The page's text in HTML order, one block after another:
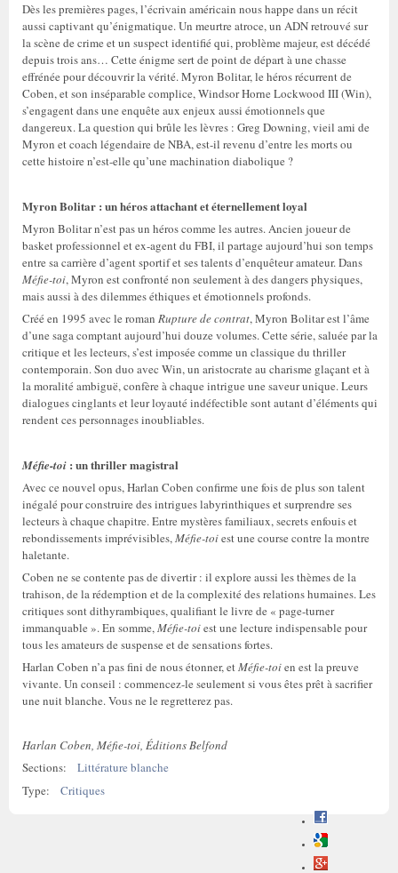
Dès les premières pages, l’écrivain américain nous happe dans un récit
aussi captivant qu’énigmatique. Un meurtre atroce, un ADN retrouvé sur
la scène de crime et un suspect identifié qui, problème majeur, est décédé
depuis trois ans… Cette énigme sert de point de départ à une chasse
effrénée pour découvrir la vérité. Myron Bolitar, le héros récurrent de
Coben, et son inséparable complice, Windsor Horne Lockwood III (Win),
s’engagent dans une enquête aux enjeux aussi émotionnels que
dangereux. La question qui brûle les lèvres : Greg Downing, vieil ami de
Myron et coach légendaire de NBA, est-il revenu d’entre les morts ou
cette histoire n’est-elle qu’une machination diabolique ?
Myron Bolitar : un héros attachant et éternellement loyal
Myron Bolitar n’est pas un héros comme les autres. Ancien joueur de
basket professionnel et ex-agent du FBI, il partage aujourd’hui son temps
entre sa carrière d’agent sportif et ses talents d’enquêteur amateur. Dans
Méfie-toi, Myron est confronté non seulement à des dangers physiques,
mais aussi à des dilemmes éthiques et émotionnels profonds.
Créé en 1995 avec le roman Rupture de contrat, Myron Bolitar est l’âme
d’une saga comptant aujourd’hui douze volumes. Cette série, saluée par la
critique et les lecteurs, s’est imposée comme un classique du thriller
contemporain. Son duo avec Win, un aristocrate au charisme glaçant et à
la moralité ambiguë, confère à chaque intrigue une saveur unique. Leurs
dialogues cinglants et leur loyauté indéfectible sont autant d’éléments qui
rendent ces personnages inoubliables.
Méfie-toi : un thriller magistral
Avec ce nouvel opus, Harlan Coben confirme une fois de plus son talent
inégalé pour construire des intrigues labyrinthiques et surprendre ses
lecteurs à chaque chapitre. Entre mystères familiaux, secrets enfouis et
rebondissements imprévisibles,Méfie-toiest une course contre la montre
haletante.
Coben ne se contente pas de divertir : il explore aussi les thèmes de la
trahison, de la rédemption et de la complexité des relations humaines. Les
critiques sont dithyrambiques, qualifiant le livre de « page-turner
immanquable ». En somme,Méfie-toiest une lecture indispensable pour
tous les amateurs de suspense et de sensations fortes.
Harlan Coben n’a pas fini de nous étonner, etMéfie-toien est la preuve
vivante. Un conseil : commencez-le seulement si vous êtes prêt à sacrifier
une nuit blanche. Vous ne le regretterez pas.
Harlan Coben, Méfie-toi, Éditions Belfond
Sections:
Littérature blanche
Type:
Critiques